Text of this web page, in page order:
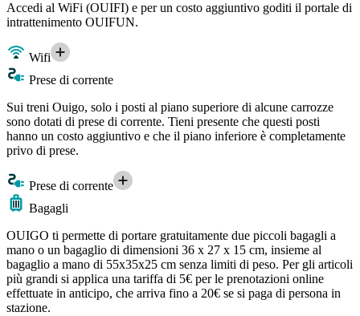
Accedi al WiFi (OUIFI) e per un costo aggiuntivo goditi il portale di
intrattenimento OUIFUN.
Wifi
Prese di corrente
Sui treni Ouigo, solo i posti al piano superiore di alcune carrozze
sono dotati di prese di corrente. Tieni presente che questi posti
hanno un costo aggiuntivo e che il piano inferiore è completamente
privo di prese.
Prese di corrente
Bagagli
OUIGO ti permette di portare gratuitamente due piccoli bagagli a
mano o un bagaglio di dimensioni 36 x 27 x 15 cm, insieme al
bagaglio a mano di 55x35x25 cm senza limiti di peso. Per gli articoli
più grandi si applica una tariffa di 5€ per le prenotazioni online
effettuate in anticipo, che arriva fino a 20€ se si paga di persona in
stazione.